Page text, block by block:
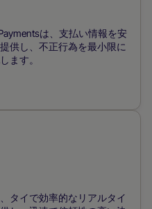
は、支払い情報を安
供し、不正行為を最小限に
ます。
タイで効率的なリアルタイ